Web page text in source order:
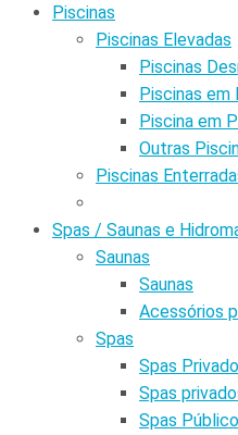
Piscinas
Piscinas Elevadas
Piscinas
Piscinas em
Piscina em
Outras
Piscinas
Spas / Saunas e
Saunas
Saunas
Acessórios
Spas
Spas
Spas
Spas